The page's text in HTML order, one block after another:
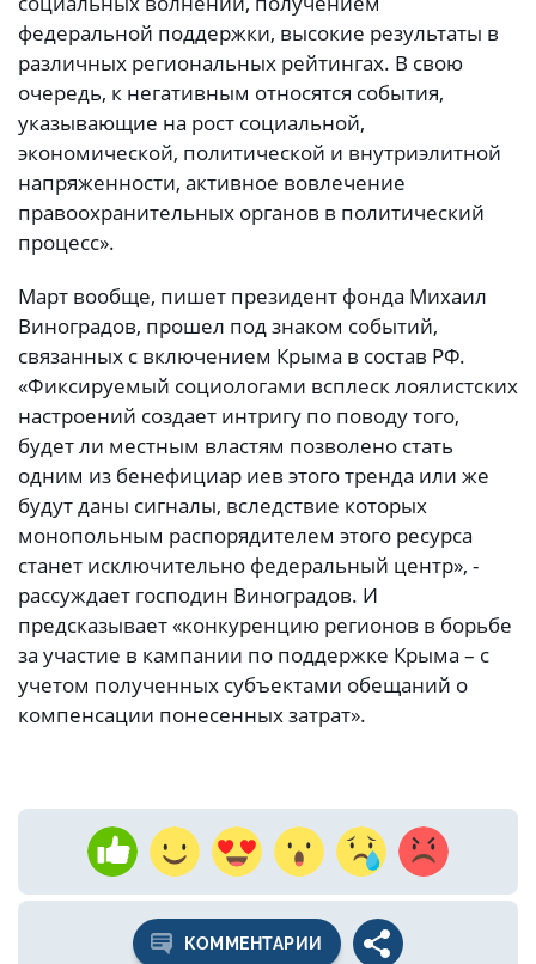
федеральной поддержки, высокие результаты в
различных региональных рейтингах. В свою
очередь, к негативным относятся события,
указывающие на рост социальной,
экономической, политической и внутриэлитной
напряженности, активное вовлечение
правоохранительных органов в политический
процесс».
Март вообще, пишет президент фонда Михаил
Виноградов, прошел под знаком событий,
связанных с включением Крыма в состав РФ.
«Фиксируемый социологами всплеск лоялистских
настроений создает интригу по поводу того,
будет ли местным властям позволено стать
одним из бенефициар иев этого тренда или же
будут даны сигналы, вследствие которых
монопольным распорядителем этого ресурса
станет исключительно федеральный центр», -
рассуждает господин Виноградов. И
предсказывает «конкуренцию регионов в борьбе
за участие в кампании по поддержке Крыма – с
учетом полученных субъектами обещаний о
компенсации понесенных затрат».
КОММЕНТАРИИ